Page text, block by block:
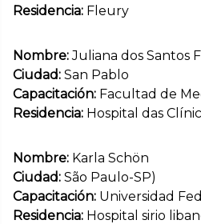
Residencia: Fleury
Nombre:Juliana dos Santos
Ciudad: San Pablo
Capacitación: Facultad de
Residencia: Hospital das
Nombre: Karla Schön
Ciudad: São Paulo-SP)
Capacitación: Universidad
Residencia: Hospital sirio